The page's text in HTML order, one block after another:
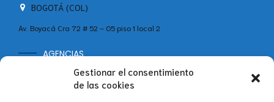
Gestionar el consentimiento
de las cookies
BOGOTÁ (COL)
Av. Boyacá Cra 72 # 52 – 05 piso 1 local 2
AGENCIAS
MADRID (ESP)
+34 642 60 46 11